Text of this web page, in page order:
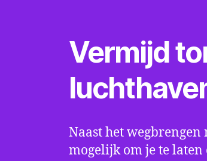
Vermijd
Naast het
mogelijk om je te